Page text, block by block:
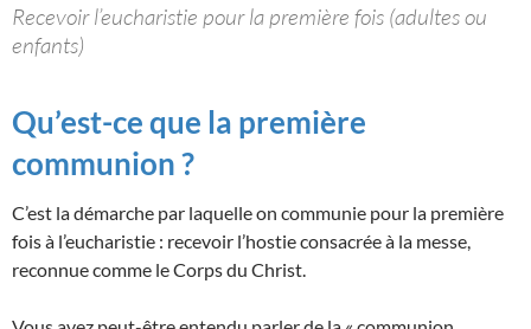
Recevoir l’eucharistie pour la première fois (adultes ou
enfants)
Qu’est-ce que la première
communion ?
C’est la démarche par laquelle on communie pour la première
fois à l’eucharistie : recevoir l’hostie consacrée à la messe,
reconnue comme le Corps du Christ.